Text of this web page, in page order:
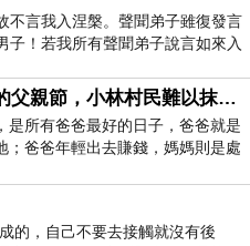
不言我入涅槃。聲聞弟子雖復發言
子！若我所有聲聞弟子說言如來入
八八風災上的父親節，小林村民難以抹滅的痛
是所有爸爸最好的日子，爸爸就是
；爸爸年輕出去賺錢，媽媽則是處
分高低貴賤，只有人品才
的，自己不要去接觸就沒有後